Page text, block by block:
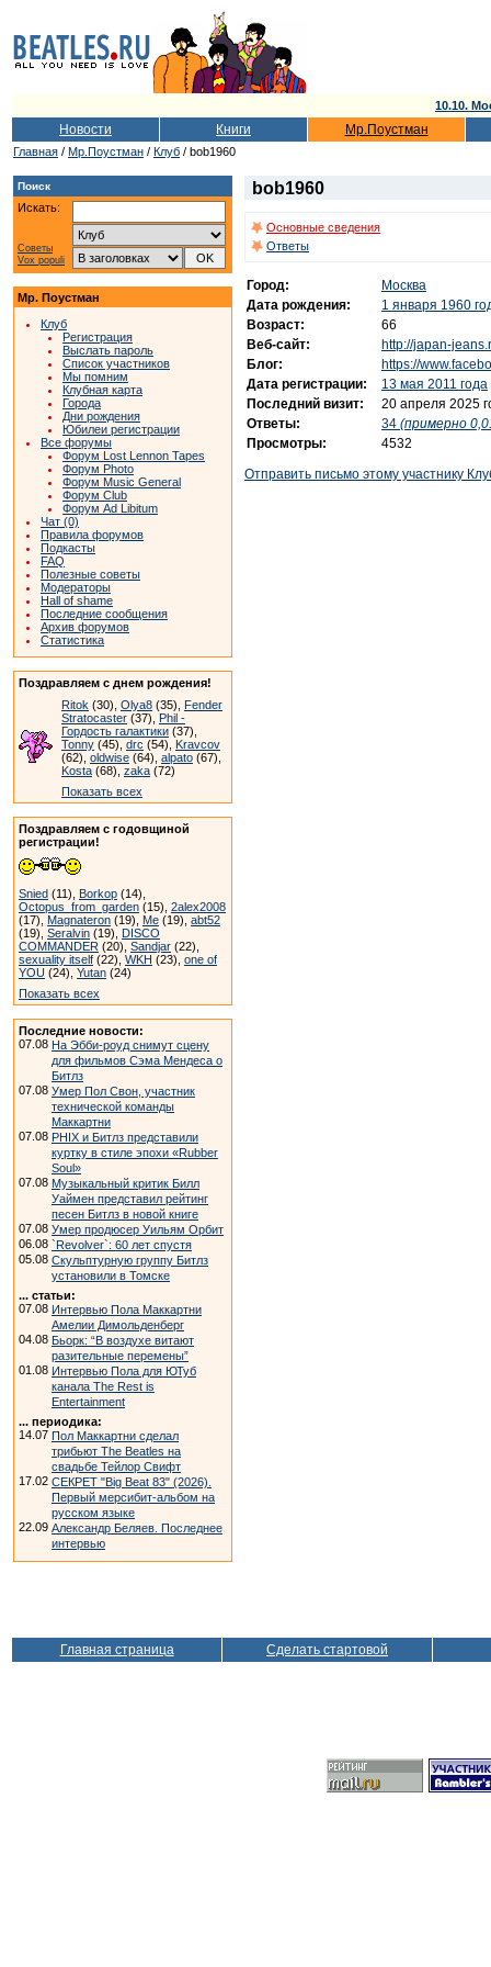
10.10.
Новости Книги Мр.Поустман
Главная / Мр.Поустман / Клуб / bob1960
Поиск
Искать:
Советы
Vox populi
Мр. Поустман
Клуб
Регистрация
Выслать пароль
Список участников
Мы помним
Клубная карта
Города
Дни рождения
Юбилеи регистрации
Все форумы
Форум Lost Lennon Tapes
Форум Photo
Форум Music General
Форум Club
Форум Ad Libitum
Чат (0)
Правила форумов
Подкасты
FAQ
Полезные советы
Модераторы
Hall of shame
Последние сообщения
Архив форумов
Статистика
Поздравляем с днем рождения!
Ritok (30), Olya8 (35), Fender
Stratocaster (37), Phil -
Гордость галактики (37),
Tonny (45), drc (54), Kravcov
(62), oldwise (64), alpato (67),
Kosta (68), zaka (72)
Показать всех
Поздравляем с годовщиной
регистрации!
Snied (11), Borkop (14),
Octopus_from_garden (15), 2alex2008
(17), Magnateron (19), Me (19), abt52
(19), Seralvin (19), DISCO
COMMANDER (20), Sandjar (22),
sexuality itself (22), WKH (23), one of
YOU (24), Yutan (24)
Показать всех
Последние новости:
07.08 На Эбби-роуд снимут сцену
для фильмов Сэма Мендеса о
Битлз
07.08 Умер Пол Свон, участник
технической команды
Маккартни
07.08 PHIX и Битлз представили
куртку в стиле эпохи «Rubber
Soul»
07.08 Музыкальный критик Билл
Уаймен представил рейтинг
песен Битлз в новой книге
07.08 Умер продюсер Уильям Орбит
06.08 `Revolver`: 60 лет спустя
05.08 Скульптурную группу Битлз
установили в Томске
... статьи:
07.08 Интервью Пола Маккартни
Амелии Димольденберг
04.08 Бьорк: “В воздухе витают
разительные перемены”
01.08 Интервью Пола для ЮТуб
канала The Rest is
Entertainment
... периодика:
14.07 Пол Маккартни сделал
трибьют The Beatles на
свадьбе Тейлор Свифт
17.02 СЕКРЕТ "Big Beat 83" (2026).
Первый мерсибит-альбом на
русском языке
22.09 Александр Беляев. Последнее
интервью
bob1960
Основные сведения
Ответы
Город:
Москва
Дата рождения:
1 января 1960
Возраст:
66
Веб-сайт:
http://japan-
Блог:
https://
Дата регистрации:
13 мая 2011 года
Последний визит:
20 апреля 2025
Ответы:
34 (примерно
Просмотры:
4532
Отправить письмо этому участнику
Главная страница Сделать стартовой